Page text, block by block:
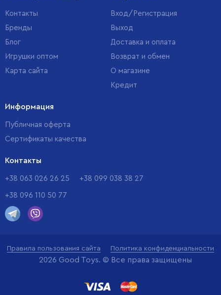
Контакты
Бренды
Блог
Игрушки оптом
Карта сайта
Вход/Регистрация
Выход
Доставка и оплата
Возврат и обмен
О магазине
Кредит
Информация
Публичная оферта
Сертификаты качества
Контакты
+38 063 026 26 25 +38 099 038 38 27
+38 096 110 50 77
Правила пользования сайта Политика конфиденциальности
2026 Good Toys. © Все права защищены